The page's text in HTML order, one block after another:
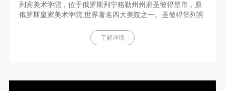
列宾美术学院，位于俄罗斯列宁格勒州州府圣彼得堡市，原
俄罗斯皇家美术学院,世界著名四大美院之一。圣彼得堡列宾
了解详情